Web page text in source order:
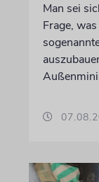
Man sei
Frage,